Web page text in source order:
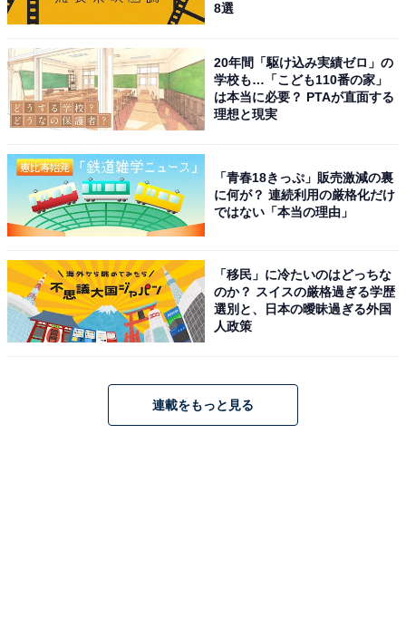
10年前に人気だった就職企業ランキング！ 2位
1
8選
20年間「駆け込み実績ゼロ」の
学校も…「こども110番の家」
は本当に必要？ PTAが直面する
理想と現実
「青春18きっぷ」販売激減の裏
に何が？ 連続利用の厳格化だけ
ではない「本当の理由」
「移民」に冷たいのはどっちな
のか？ スイスの厳格過ぎる学歴
選別と、日本の曖昧過ぎる外国
人政策
連載をもっと見る